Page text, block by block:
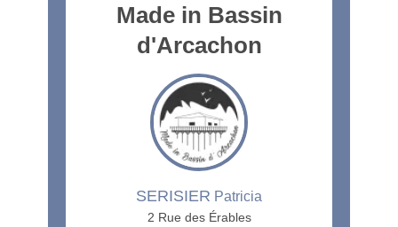
Made in Bassin
d'Arcachon
SERISIER Patricia
2 Rue des Érables